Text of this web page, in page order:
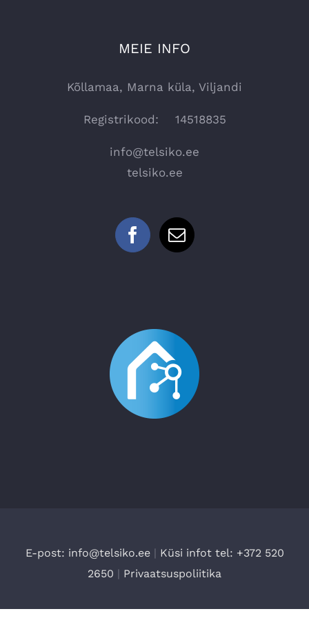
tootelehel.
MEIE INFO
Kõllamaa, Marna küla, Viljandi
Registrikood: 14518835
info@telsiko.ee
telsiko.ee
E-post: info@telsiko.ee| Küsi infot tel: +372 520
2650 | Privaatsuspoliitika